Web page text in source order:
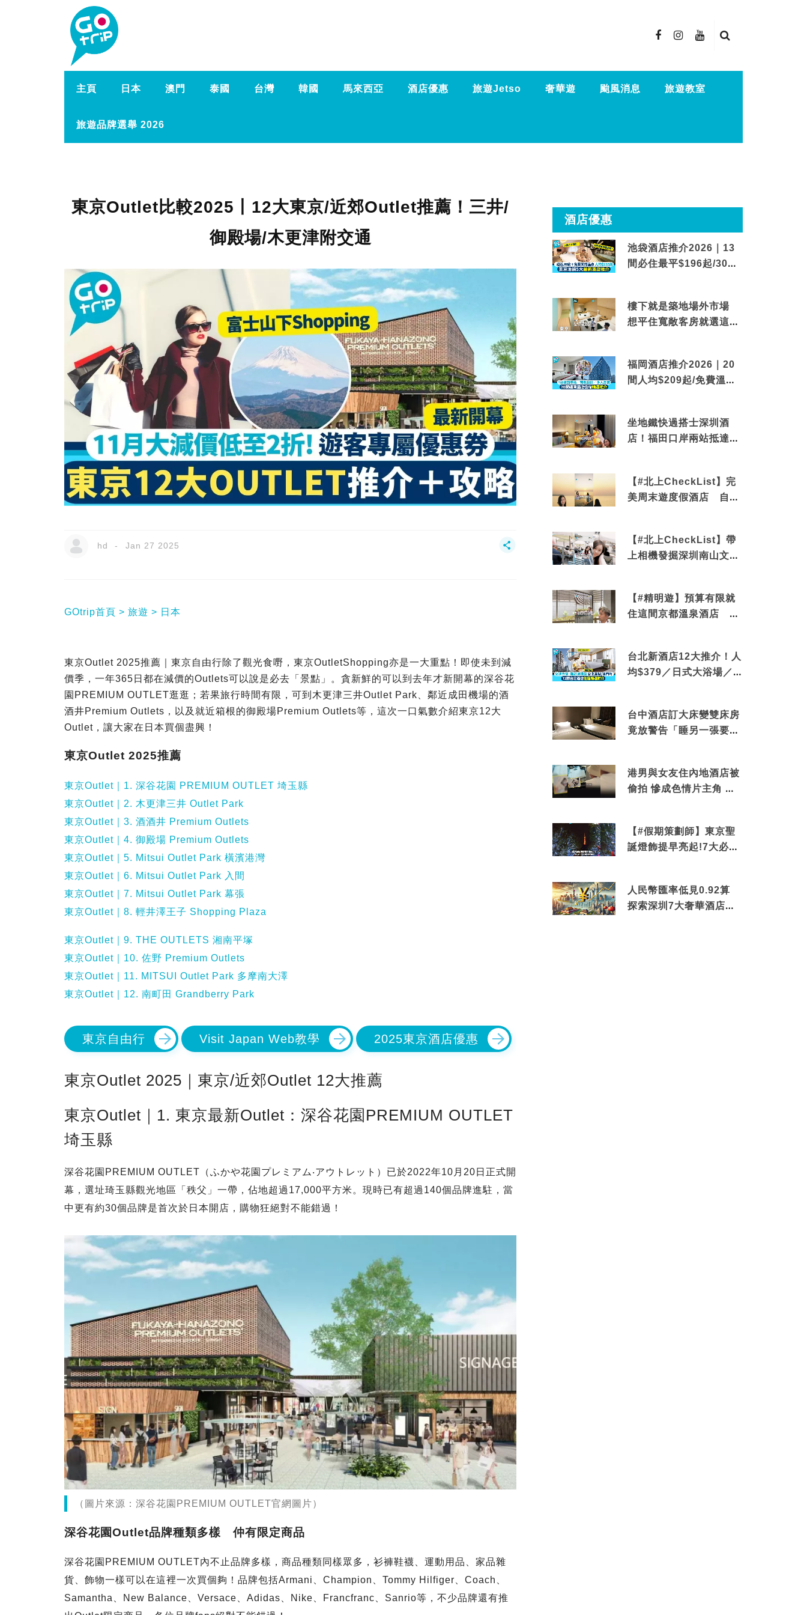
主頁 日本 澳門 泰國 台灣 韓國 馬來西亞 酒店優惠 旅遊Jetso 奢華遊 颱風消息 旅遊教室
旅遊品牌選舉 2026
東京Outlet比較2025丨12大東京/近郊Outlet推薦！三井/
御殿場/木更津附交通
hd Jan 27 2025
GOtrip首頁 旅遊 日本
東京Outlet 2025推薦｜東京自由行除了觀光食嘢，東京OutletShopping亦是一大重點！即使未到減
價季，一年365日都在減價的Outlets可以說是必去「景點」。貪新鮮的可以到去年才新開幕的深谷花
園PREMIUM OUTLET逛逛；若果旅行時間有限，可到木更津三井Outlet Park、鄰近成田機場的酒
酒井Premium Outlets，以及就近箱根的御殿場Premium Outlets等，這次一口氣數介紹東京12大
Outlet，讓大家在日本買個盡興！
東京Outlet 2025推薦
東京Outlet｜1. 深谷花園 PREMIUM OUTLET 埼玉縣
東京Outlet｜2. 木更津三井 Outlet Park
東京Outlet｜3. 酒酒井 Premium Outlets
東京Outlet｜4. 御殿場 Premium Outlets
東京Outlet｜5. Mitsui Outlet Park 橫濱港灣
東京Outlet｜6. Mitsui Outlet Park 入間
東京Outlet｜7. Mitsui Outlet Park 幕張
東京Outlet｜8. 輕井澤王子 Shopping Plaza
東京Outlet｜9. THE OUTLETS 湘南平塚
東京Outlet｜10. 佐野 Premium Outlets
東京Outlet｜11. MITSUI Outlet Park 多摩南大澤
東京Outlet｜12. 南町田 Grandberry Park
東京自由行 Visit Japan Web教學 2025東京酒店優惠
東京Outlet 2025｜東京/近郊Outlet 12大推薦
東京Outlet｜1. 東京最新Outlet：深谷花園PREMIUM OUTLET
埼玉縣
深谷花園PREMIUM OUTLET（ふかや花園プレミアム‧アウトレット）已於2022年10月20日正式開
幕，選址琦玉縣觀光地區「秩父」一帶，佔地超過17,000平方米。現時已有超過140個品牌進駐，當
中更有約30個品牌是首次於日本開店，購物狂絕對不能錯過！
（圖片來源：深谷花園PREMIUM OUTLET官網圖片）
深谷花園Outlet品牌種類多樣 仲有限定商品
深谷花園PREMIUM OUTLET內不止品牌多樣，商品種類同樣眾多，衫褲鞋襪、運動用品、家品雜
貨、飾物一樣可以在這裡一次買個夠！品牌包括Armani、Champion、Tommy Hilfiger、Coach、
Samantha、New Balance、Versace、Adidas、Nike、Francfranc、Sanrio等，不少品牌還有推
酒店優惠
池袋酒店推介2026｜13
間必住最平$196起/30秒
樓下就是築地場外市場
想平住寬敞客房就選這間
福岡酒店推介2026｜20
間人均$209起/免費溫泉/
坐地鐵快過搭士深圳酒
店！福田口岸兩站抵達
【#北上CheckList】完
美周末遊度假酒店 自帶
【#北上CheckList】帶
上相機發掘深圳南山文藝
【#精明遊】預算有限就
住這間京都溫泉酒店 車
台北新酒店12大推介！人
均$379／日式大浴場／1
台中酒店訂大床變雙床房
竟放警告「睡另一張要加
港男與女友住內地酒店被
偷拍 慘成色情片主角 鏡
【#假期策劃師】東京聖
誕燈飾提早亮起!7大必去
人民幣匯率低見0.92算
探索深圳7大奢華酒店體